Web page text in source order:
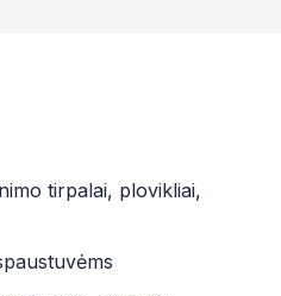
tirpalai, plovikliai,